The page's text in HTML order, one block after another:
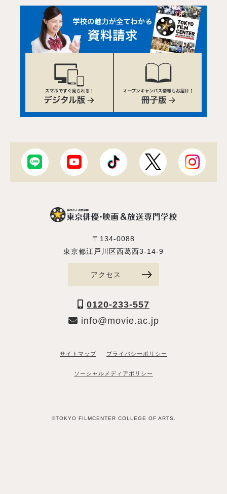
〒134-0088
東京都江戸川区西葛西3-14-9
アクセス
0120-233-557
info@movie.ac.jp
サイトマップ プライバシーポリシー
ソーシャルメディアポリシー
©TOKYO FILMCENTER COLLEGE OF ARTS.